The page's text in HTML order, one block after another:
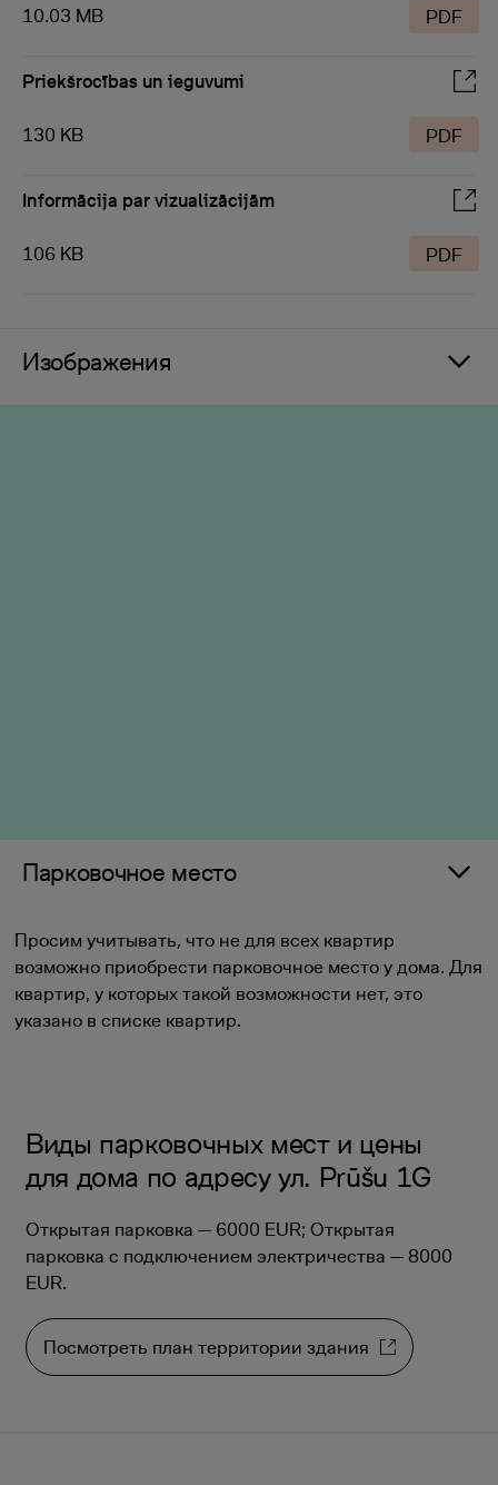
10.03 MB PDF
Priekšrocības un ieguvumi
130 KB PDF
Informācija par vizualizācijām
106 KB PDF
Изображения
Парковочное место
Просим учитывать, что не для всех квартир
возможно приобрести парковочное место у дома. Для
квартир, у которых такой возможности нет, это
указано в списке квартир.
Виды парковочных мест и цены
для дома по адресу ул. Prūšu 1G
Открытая парковка — 6000 EUR; Открытая
парковка с подключением электричества — 8000
EUR.
Посмотреть план территории здания